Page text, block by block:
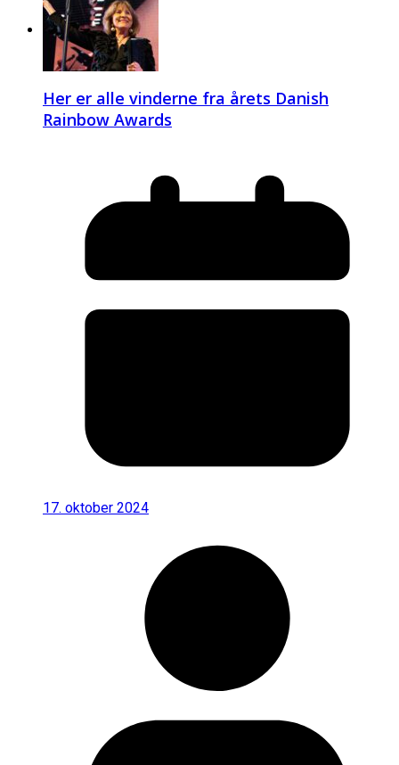
Her er alle vinderne fra årets Danish
Rainbow Awards
17. oktober 2024